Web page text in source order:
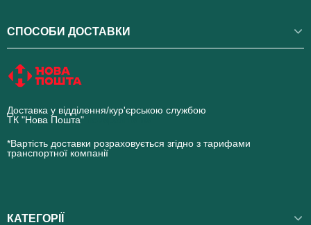
СПОСОБИ ДОСТАВКИ
Доставка у відділення/кур'єрською службою
ТК "Нова Пошта"
*Вартість доставки розраховується згідно з тарифами
транспортної компанії
КАТЕГОРІЇ